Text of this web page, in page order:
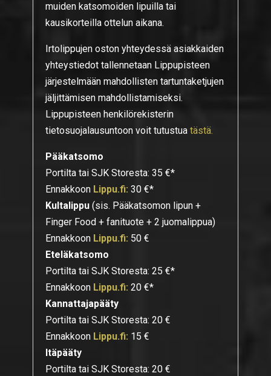
muiden katsomoiden lipuilla tai
kausikorteilla ottelun aikana.
Irtolippujen oston yhteydessä asiakkaiden
yhteystiedot tallennetaan Lippupisteen
järjestelmään mahdollisten tartuntaketjujen
jäljittämisen mahdollistamiseksi.
Lippupisteen henkilörekisterin
tietosuojalausuntoon voit tutustua tästä.
Pääkatsomo
Portilta tai SJK Storesta: 35 €*
Ennakkoon Lippu.fi: 30 €*
Kultalippu(sis. Pääkatsomon lipun +
Finger Food + fanituote + 2 juomalippua)
Ennakkoon Lippu.fi: 50 €
Eteläkatsomo
Portilta tai SJK Storesta: 25 €*
Ennakkoon Lippu.fi: 20 €*
Kannattajapääty
Portilta tai SJK Storesta: 20 €
Ennakkoon Lippu.fi: 15 €
Itäpääty
Portilta tai SJK Storesta: 20 €